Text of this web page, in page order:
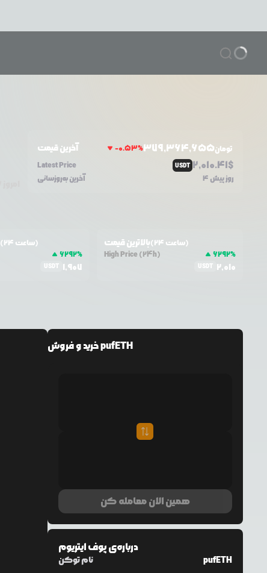
آخرین قیمت -0.53%379,364,655تومان
Latest Price
USDT 2,010.41$
آخرین به‌روزسانی 4 روز پیش
(24 ساعت)
6292%
USDT 1,907
بالاترین قیمت
(24 ساعت)
High Price (24h)
6292%
USDT 2,010
خرید و فروش pufETH
همین الان معامله کن
درباره‌یپوف ایتریوم
نام توکن
pufETH